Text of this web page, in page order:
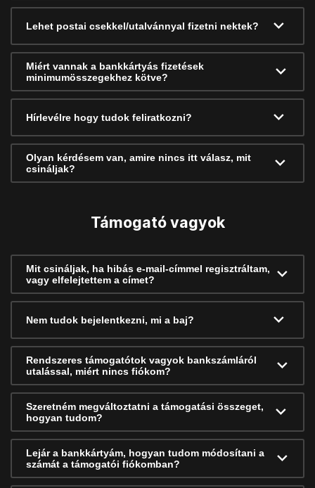
Lehet postai csekkel/utalvánnyal fizetni nektek?
Miért vannak a bankkártyás fizetések
minimumösszegekhez kötve?
Hírlevélre hogy tudok feliratkozni?
Olyan kérdésem van, amire nincs itt válasz, mit
csináljak?
Támogató vagyok
Mit csináljak, ha hibás e-mail-címmel regisztráltam,
vagy elfelejtettem a címet?
Nem tudok bejelentkezni, mi a baj?
Rendszeres támogatótok vagyok bankszámláról
utalással, miért nincs fiókom?
Szeretném megváltoztatni a támogatási összeget,
hogyan tudom?
Lejár a bankkártyám, hogyan tudom módosítani a
számát a támogatói fiókomban?